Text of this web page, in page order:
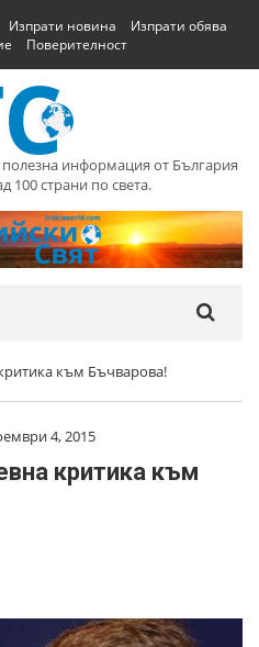
Изпрати новина
Изпрати обява
Поверителност
информация от България
100 страни по света.
към Бъчварова!
4, 2015
критика към